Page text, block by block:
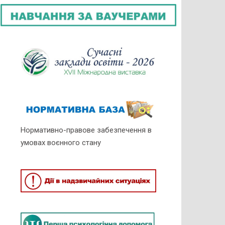
Нормативно-правове забезпечення в
умовах воєнного стану